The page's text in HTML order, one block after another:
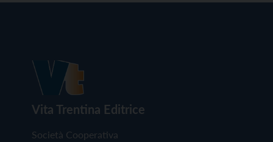
Vita Trentina Editrice
Società Cooperativa